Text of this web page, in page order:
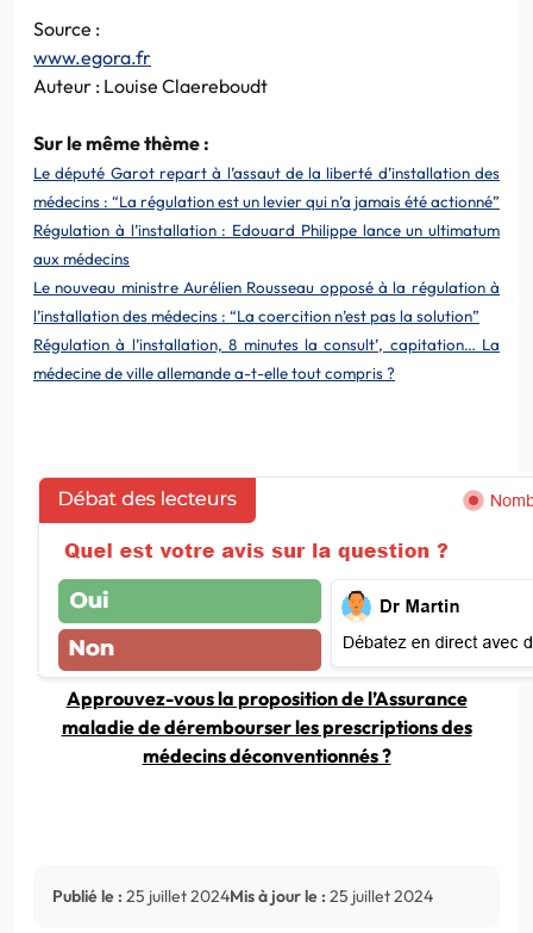
Source :
www.egora.fr
Auteur : Louise Claereboudt
Sur le même thème :
Le député Garot repart à l’assaut de la liberté d’installation des
médecins : “La régulation est un levier qui n’a jamais été actionné”
Régulation à l’installation : Edouard Philippe lance un ultimatum
aux médecins
Le nouveau ministre Aurélien Rousseau opposé à la régulation à
l’installation des médecins : “La coercition n’est pas la solution”
Régulation à l’installation, 8 minutes la consult’, capitation… La
médecine de ville allemande a-t-elle tout compris ?
Approuvez-vous la proposition de l’Assurance
maladie de dérembourser les prescriptions des
médecins déconventionnés ?
Publié le : 25 juillet 2024Mis à jour le : 25 juillet 2024